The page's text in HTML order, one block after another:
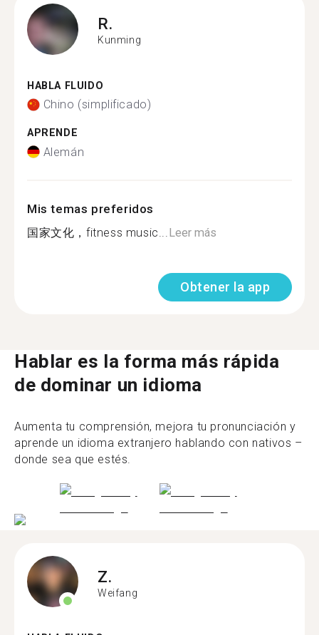
R.
Kunming
HABLA FLUIDO
Chino (simplificado)
APRENDE
Alemán
Mis temas preferidos
国家文化，fitness music... Leer más
Obtener la app
Hablar es la forma más rápida
de dominar un idioma
Aumenta tu comprensión, mejora tu pronunciación y
aprende un idioma extranjero hablando con nativos –
donde sea que estés.
Z.
Weifang